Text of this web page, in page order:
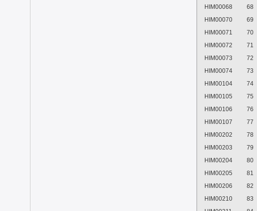
HIM00068
68
HIM00070
69
HIM00071
70
HIM00072
71
HIM00073
72
HIM00074
73
HIM00104
74
HIM00105
75
HIM00106
76
HIM00107
77
HIM00202
78
HIM00203
79
HIM00204
80
HIM00205
81
HIM00206
82
HIM00210
83